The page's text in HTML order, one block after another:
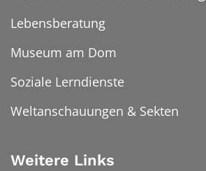
Lebensberatung
Museum am Dom
Soziale Lerndienste
Weltanschauungen & Sekten
Weitere Links